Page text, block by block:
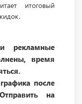
итоговый
рекламные
время
после
на